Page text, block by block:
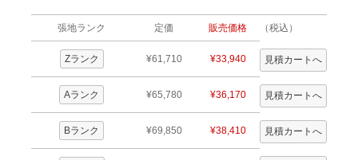
張地ランク 定価 販売価格 （税込）
Zランク ¥61,710 ¥33,940
Aランク ¥65,780 ¥36,170
Bランク ¥69,850 ¥38,410